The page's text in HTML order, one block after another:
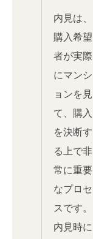
内見は、
購入希望
者が実際
にマンシ
ョンを見
て、購入
を決断す
る上で非
常に重要
なプロセ
スです。
内見時に